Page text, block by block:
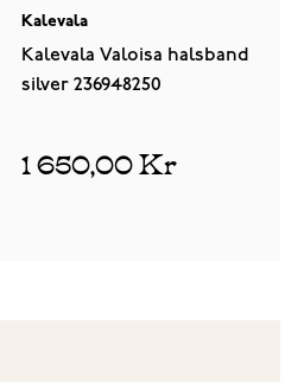
Kalevala
Kalevala Valoisa halsband
silver 236948250
1 650,00 Kr